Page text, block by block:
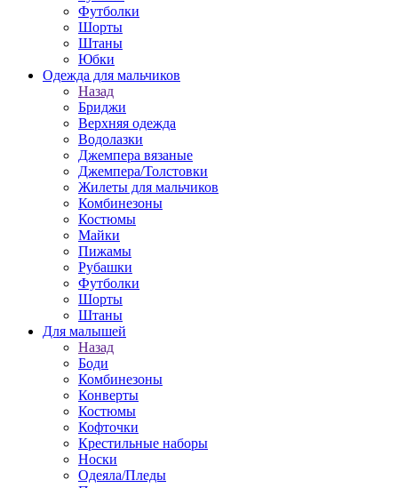
Футболки
Шорты
Штаны
Юбки
Одежда для мальчиков
Назад
Бриджи
Верхняя одежда
Водолазки
Джемпера вязаные
Джемпера/Толстовки
Жилеты для мальчиков
Комбинезоны
Костюмы
Майки
Пижамы
Рубашки
Футболки
Шорты
Штаны
Для малышей
Назад
Боди
Комбинезоны
Конверты
Костюмы
Кофточки
Крестильные наборы
Носки
Одеяла/Пледы